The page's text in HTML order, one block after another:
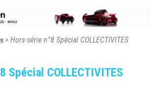
> Hors-série n°8 Spécial COLLECTIVITES
Spécial COLLECTIVITES